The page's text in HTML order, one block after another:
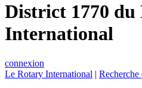
District 1770 du
International
connexion
Le Rotary International | Recherche